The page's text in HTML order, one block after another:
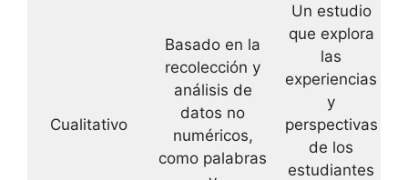
Cualitativo
Basado en la
recolección y
análisis de
datos no
numéricos,
como palabras
Un estudio
que explora
las
experiencias
y
perspectivas
de los
estudiantes